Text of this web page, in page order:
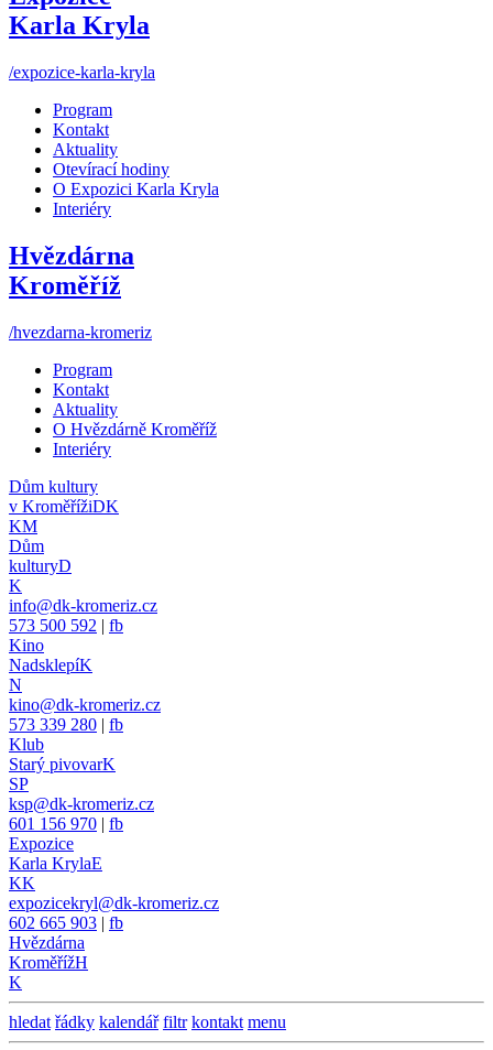
Karla Kryla
/expozice-karla-kryla
Program
Kontakt
Aktuality
Otevírací hodiny
O Expozici Karla Kryla
Interiéry
Hvězdárna
Kroměříž
/hvezdarna-kromeriz
Program
Kontakt
Aktuality
O Hvězdárně Kroměříž
Interiéry
Dům kultury
v KroměřížiDK
KM
Dům
kulturyD
K
info@dk-kromeriz.cz
573 500 592 | fb
Kino
NadsklepíK
N
kino@dk-kromeriz.cz
573 339 280 | fb
Klub
Starý pivovarK
SP
ksp@dk-kromeriz.cz
601 156 970 | fb
Expozice
Karla KrylaE
KK
expozicekryl@dk-kromeriz.cz
602 665 903 | fb
Hvězdárna
KroměřížH
K
hledat řádky kalendář filtr kontakt menu